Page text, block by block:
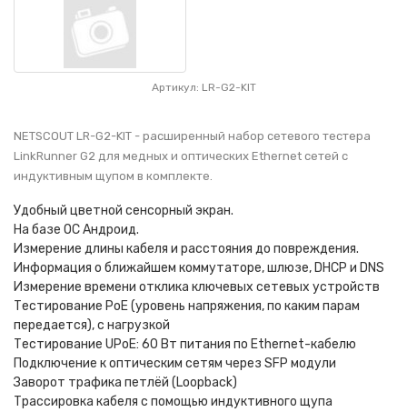
Артикул: LR-G2-KIT
NETSCOUT LR-G2-KIT - расширенный набор сетевого тестера
LinkRunner G2 для медных и оптических Ethernet сетей с
индуктивным щупом в комплекте.
Удобный цветной сенсорный экран.
На базе OC Андроид.
Измерение длины кабеля и расстояния до повреждения.
Информация о ближайшем коммутаторе, шлюзе, DHCP и DNS
Измерение времени отклика ключевых сетевых устройств
Тестирование PoE (уровень напряжения, по каким парам
передается), с нагрузкой
Тестирование UPoE: 60 Вт питания по Ethernet-кабелю
Подключение к оптическим сетям через SFP модули
Заворот трафика петлёй (Loopback)
Трассировка кабеля с помощью индуктивного щупа